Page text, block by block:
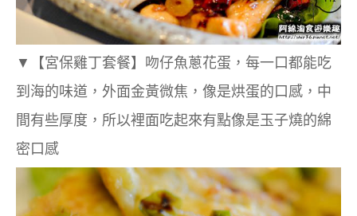
▼
【宮保雞丁套餐】吻仔魚蔥花蛋，每一口都能吃
到海的味道，外面金黃微焦，像是烘蛋的口感，中
間有些厚度，所以裡面吃起來有點像是玉子燒的綿
密口感